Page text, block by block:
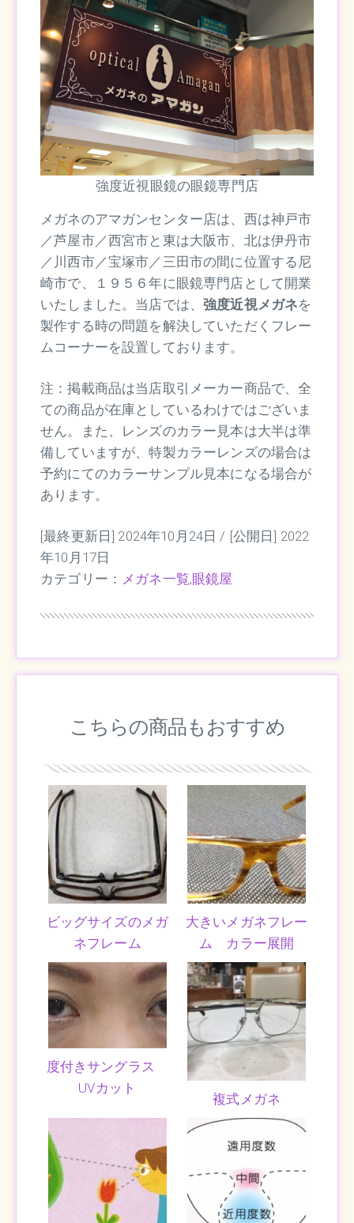
強度近視眼鏡の眼鏡専門店
メガネのアマガンセンター店は、西は神戸市
／芦屋市／西宮市と東は大阪市、北は伊丹市
／川西市／宝塚市／三田市の間に位置する尼
崎市で、１９５６年に眼鏡専門店として開業
いたしました。当店では、強度近視メガネを
製作する時の問題を解決していただくフレー
ムコーナーを設置しております。
注：掲載商品は当店取引メーカー商品で、全
ての商品が在庫としているわけではございま
せん。また、レンズのカラー見本は大半は準
備していますが、特製カラーレンズの場合は
予約にてのカラーサンプル見本になる場合が
あります。
[最終更新日] 2024年10月24日 / [公開日] 2022
年10月17日
カテゴリー： メガネ一覧,眼鏡屋
こちらの商品もおすすめ
ビッグサイズのメガ
ネフレーム
大きいメガネフレー
ム カラー展開
度付きサングラス
UVカット
複式メガネ